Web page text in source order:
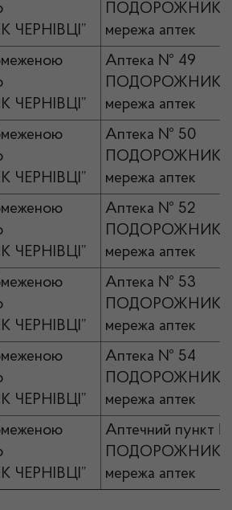
ПОДОРОЖНИК
мережа аптек
Аптека № 49
ПОДОРОЖНИК
мережа аптек
Аптека № 50
ПОДОРОЖНИК
мережа аптек
Аптека № 52
ПОДОРОЖНИК
мережа аптек
Аптека № 53
ПОДОРОЖНИК
мережа аптек
Аптека № 54
ПОДОРОЖНИК
мережа аптек
Аптечний пункт
ПОДОРОЖНИК
мережа аптек